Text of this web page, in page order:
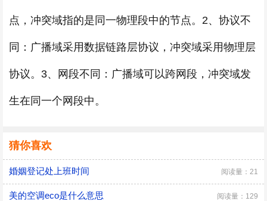
点，冲突域指的是同一物理段中的节点。2、协议不
同：广播域采用数据链路层协议，冲突域采用物理层
协议。3、网段不同：广播域可以跨网段，冲突域发
生在同一个网段中。
猜你喜欢
婚姻登记处上班时间 阅读量：21
美的空调eco是什么意思 阅读量：129